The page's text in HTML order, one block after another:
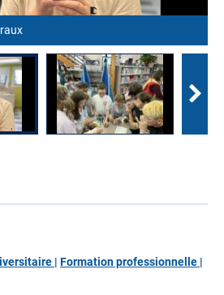
| Formation professionnelle |